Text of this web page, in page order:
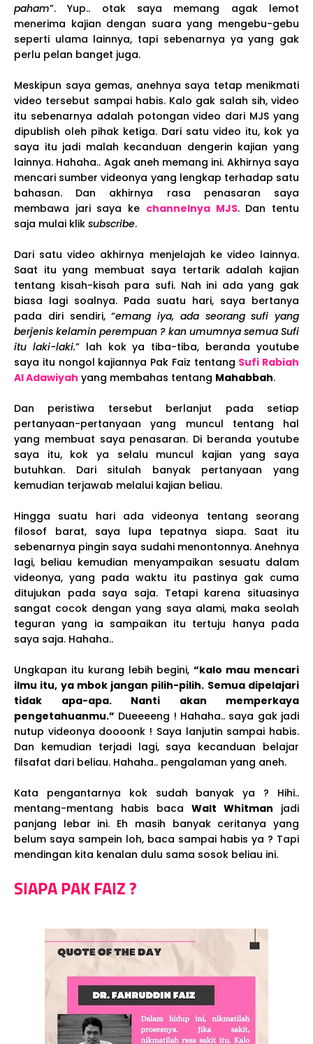
paham”. Yup.. otak saya memang agak lemot
menerima kajian dengan suara yang mengebu-gebu
seperti ulama lainnya, tapi sebenarnya ya yang gak
perlu pelan banget juga.
Meskipun saya gemas, anehnya saya tetap menikmati
video tersebut sampai habis. Kalo gak salah sih, video
itu sebenarnya adalah potongan video dari MJS yang
dipublish oleh pihak ketiga. Dari satu video itu, kok ya
saya itu jadi malah kecanduan dengerin kajian yang
lainnya. Hahaha.. Agak aneh memang ini. Akhirnya saya
mencari sumber videonya yang lengkap terhadap satu
bahasan. Dan akhirnya rasa penasaran saya
membawa jari saya ke channelnya MJS. Dan tentu
saja mulai klik subscribe.
Dari satu video akhirnya menjelajah ke video lainnya.
Saat itu yang membuat saya tertarik adalah kajian
tentang kisah-kisah para sufi. Nah ini ada yang gak
biasa lagi soalnya. Pada suatu hari, saya bertanya
pada diri sendiri, “emang iya, ada seorang sufi yang
berjenis kelamin perempuan ? kan umumnya semua Sufi
itu laki-laki.” lah kok ya tiba-tiba, beranda youtube
saya itu nongol kajiannya Pak Faiz tentang Sufi Rabiah
Al Adawiyah yang membahas tentang Mahabbah.
Dan peristiwa tersebut berlanjut pada setiap
pertanyaan-pertanyaan yang muncul tentang hal
yang membuat saya penasaran. Di beranda youtube
saya itu, kok ya selalu muncul kajian yang saya
butuhkan. Dari situlah banyak pertanyaan yang
kemudian terjawab melalui kajian beliau.
Hingga suatu hari ada videonya tentang seorang
filosof barat, saya lupa tepatnya siapa. Saat itu
sebenarnya pingin saya sudahi menontonnya. Anehnya
lagi, beliau kemudian menyampaikan sesuatu dalam
videonya, yang pada waktu itu pastinya gak cuma
ditujukan pada saya saja. Tetapi karena situasinya
sangat cocok dengan yang saya alami, maka seolah
teguran yang ia sampaikan itu tertuju hanya pada
saya saja. Hahaha..
Ungkapan itu kurang lebih begini,“kalo mau mencari
ilmu itu, ya mbok jangan pilih-pilih. Semua dipelajari
tidak apa-apa. Nanti akan memperkaya
pengetahuanmu.” Dueeeeng ! Hahaha.. saya gak jadi
nutup videonya doooonk ! Saya lanjutin sampai habis.
Dan kemudian terjadi lagi, saya kecanduan belajar
filsafat dari beliau. Hahaha.. pengalaman yang aneh.
Kata pengantarnya kok sudah banyak ya ? Hihi..
mentang-mentang habis baca Walt Whitman jadi
panjang lebar ini. Eh masih banyak ceritanya yang
belum saya sampein loh, baca sampai habis ya ? Tapi
mendingan kita kenalan dulu sama sosok beliau ini.
SIAPA PAK FAIZ ?